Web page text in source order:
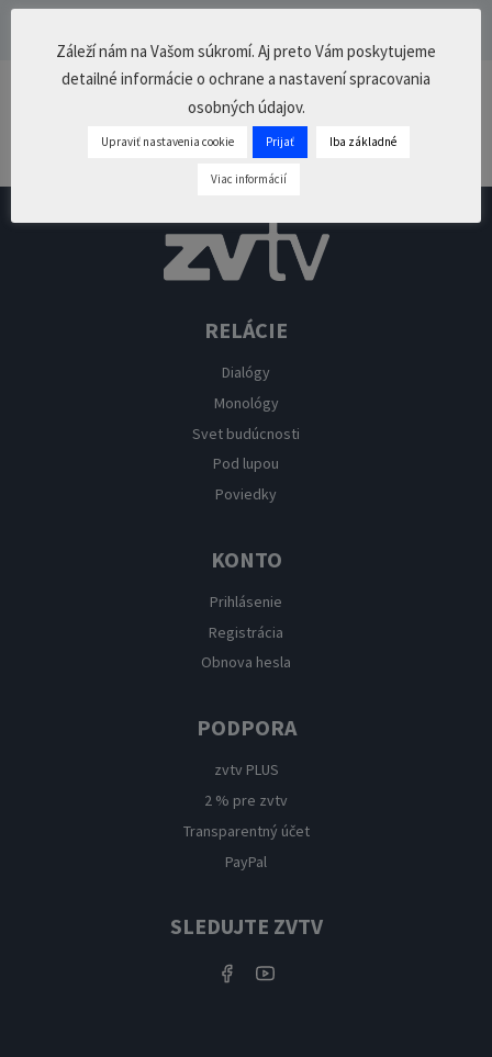
Prepáčte, ale pred zanechaním komentára sa musíte
RELÁCIE
Dialógy
Monológy
Svet budúcnosti
Pod lupou
Poviedky
KONTO
Prihlásenie
Registrácia
Obnova hesla
PODPORA
zvtv PLUS
2 % pre zvtv
Transparentný účet
PayPal
SLEDUJTE ZVTV
Záleží nám na Vašom súkromí. Aj preto Vám poskytujeme
detailné informácie o ochrane a nastavení spracovania
osobných údajov.
Upraviť nastavenia cookie Prijať Iba základné
Viac informácií